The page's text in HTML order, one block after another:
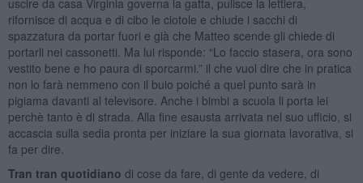
rifornisce di acqua e di cibo le ciotole e chiude i sacchi di
spazzatura da portar fuori e già che Matteo scende gli chiede di
portarli nei cassonetti. Ma lui risponde: “Lo faccio stasera, ora sono
vestito bene e ho paura di sporcarmi.” il che vuol dire che in pratica
non lo farà nemmeno con il buio poiché a quel punto sarà in
pigiama davanti al televisore. Anche i bimbi a scuola li porta lei
perchè tanto è di strada. Alla fine esausta arrivata nel suo ufficio, si
accascia sulla sedia pronta per iniziare la sua giornata lavorativa, si
fa per dire.
Tran tran quotidiano di cose da fare, di gente da vedere, di